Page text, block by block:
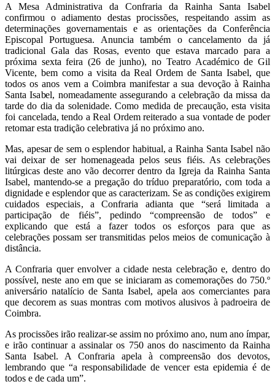
A Mesa Administrativa da Confraria da Rainha Santa Isabel
confirmou o adiamento destas procissões, respeitando assim as
determinações governamentais e as orientações da Conferência
Episcopal Portuguesa. Anuncia também o cancelamento da já
tradicional Gala das Rosas, evento que estava marcado para a
próxima sexta feira (26 de junho), no Teatro Académico de Gil
Vicente, bem como a visita da Real Ordem de Santa Isabel, que
todos os anos vem a Coimbra manifestar a sua devoção à Rainha
Santa Isabel, nomeadamente assegurando a celebração da missa da
tarde do dia da solenidade. Como medida de precaução, esta visita
foi cancelada, tendo a Real Ordem reiterado a sua vontade de poder
retomar esta tradição celebrativa já no próximo ano.
Mas, apesar de sem o esplendor habitual, a Rainha Santa Isabel não
vai deixar de ser homenageada pelos seus fiéis. As celebrações
litúrgicas deste ano vão decorrer dentro da Igreja da Rainha Santa
Isabel, mantendo-se a pregação do tríduo preparatório, com toda a
dignidade e esplendor que as caracterizam. Se as condições exigirem
cuidados especiais, a Confraria adianta que “será limitada a
participação de fiéis”, pedindo “compreensão de todos” e
explicando que está a fazer todos os esforços para que as
celebrações possam ser transmitidas pelos meios de comunicação à
distância.
A Confraria quer envolver a cidade nesta celebração e, dentro do
possível, neste ano em que se iniciaram as comemorações do 750.º
aniversário natalício de Santa Isabel, apela aos comerciantes para
que decorem as suas montras com motivos alusivos à padroeira de
Coimbra.
As procissões irão realizar-se assim no próximo ano, num ano ímpar,
e irão continuar a assinalar os 750 anos do nascimento da Rainha
Santa Isabel. A Confraria apela à compreensão dos devotos,
lembrando que “a responsabilidade de vencer esta epidemia é de
todos e de cada um”.